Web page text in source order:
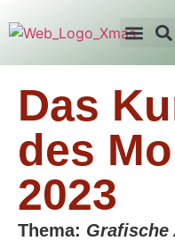
Das
des
2023
Thema: Grafische